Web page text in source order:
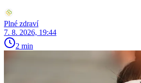
Plné zdraví
7. 8. 2026, 19:44
2 min